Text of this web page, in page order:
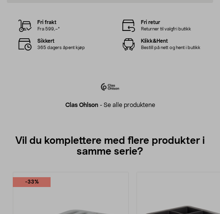
Clas Ohlson- Se alle produktene
Fri frakt
Fra 599,–*
Fri retur
Returner til valgfri butikk
Sikkert
365 dagers åpent kjøp
Klikk&Hent
Bestill på nett og hent i butikk
Vil du komplettere med flere produkter i
samme serie?
-33%